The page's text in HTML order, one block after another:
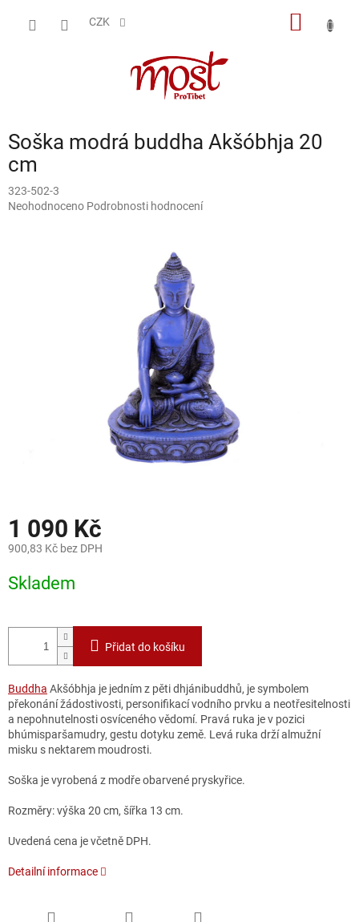
CZK
Soška modrá buddha Akšóbhja 20
cm
323-502-3
Průměrné
Neohodnoceno Podrobnosti hodnocení
1 090 Kč
900,83 Kč bez DPH
cena:
Skladem
Přidat do košíku
Buddha Akšóbhja je jedním z pěti dhjánibuddhů, je symbolem
překonání žádostivosti, personifikací vodního prvku a neotřesitelnosti
a nepohnutelnosti osvíceného vědomí. Pravá ruka je v pozici
bhúmisparšamudry, gestu dotyku země. Levá ruka drží almužní
misku s nektarem moudrosti.
Soška je vyrobená z modře obarvené pryskyřice.
Rozměry: výška 20 cm, šířka 13 cm.
Uvedená cena je včetně DPH.
Detailní informace